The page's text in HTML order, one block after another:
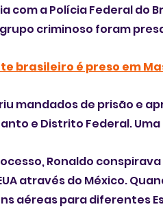
com a Polícia Federal do
criminoso foram
brasileiro é preso em
mandados de prisão e
e Distrito Federal.
Ronaldo
através do México.
aéreas para diferentes